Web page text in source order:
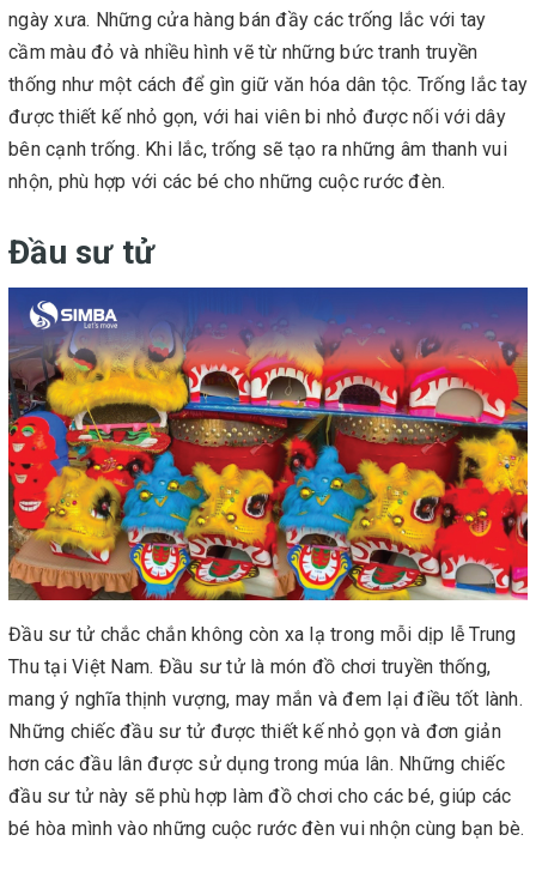
ngày xưa. Những cửa hàng bán đầy các trống lắc với tay
cầm màu đỏ và nhiều hình vẽ từ những bức tranh truyền
thống như một cách để gìn giữ văn hóa dân tộc. Trống lắc tay
được thiết kế nhỏ gọn, với hai viên bi nhỏ được nối với dây
bên cạnh trống. Khi lắc, trống sẽ tạo ra những âm thanh vui
nhộn, phù hợp với các bé cho những cuộc rước đèn.
Đầu sư tử
Đầu sư tử chắc chắn không còn xa lạ trong mỗi dịp lễ Trung
Thu tại Việt Nam. Đầu sư tử là món đồ chơi truyền thống,
mang ý nghĩa thịnh vượng, may mắn và đem lại điều tốt lành.
Những chiếc đầu sư tử được thiết kế nhỏ gọn và đơn giản
hơn các đầu lân được sử dụng trong múa lân. Những chiếc
đầu sư tử này sẽ phù hợp làm đồ chơi cho các bé, giúp các
bé hòa mình vào những cuộc rước đèn vui nhộn cùng bạn bè.